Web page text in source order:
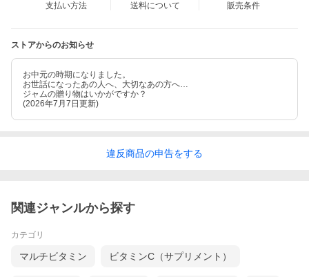
支払い方法 送料について 販売条件
ストアからのお知らせ
お中元の時期になりました。
お世話になったあの人へ、大切なあの方へ…
ジャムの贈り物はいかがですか？
(2026年7月7日更新)
違反商品の申告をする
関連ジャンルから探す
カテゴリ
マルチビタミン ビタミンC（サプリメント）